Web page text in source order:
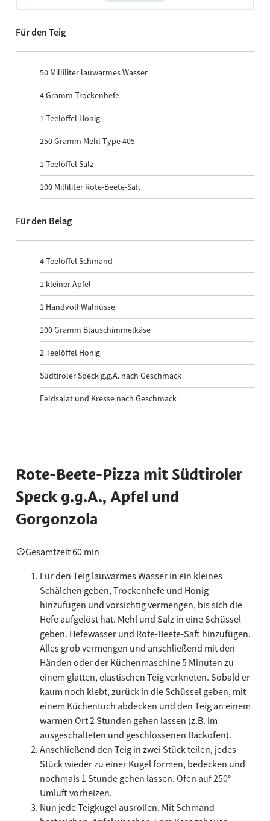
Für den Teig
50 Milliliter lauwarmes Wasser
4Gramm Trockenhefe
1Teelöffel Honig
250Gramm Mehl Type 405
1Teelöffel Salz
100 Milliliter Rote-Beete-Saft
Für den Belag
4Teelöffel Schmand
1 kleiner Apfel
1 Handvoll Walnüsse
100Gramm Blauschimmelkäse
2Teelöffel Honig
Südtiroler Speck g.g.A. nach Geschmack
Feldsalat und Kresse nach Geschmack
Rote-Beete-Pizza mit Südtiroler
Speck g.g.A., Apfel und
Gorgonzola
Gesamtzeit 60 min
Für den Teig lauwarmes Wasser in ein kleines
Schälchen geben, Trockenhefe und Honig
hinzufügen und vorsichtig vermengen, bis sich die
Hefe aufgelöst hat. Mehl und Salz in eine Schüssel
geben. Hefewasser und Rote-Beete-Saft hinzufügen.
Alles grob vermengen und anschließend mit den
Händen oder der Küchenmaschine 5 Minuten zu
einem glatten, elastischen Teig verkneten. Sobald er
kaum noch klebt, zurück in die Schüssel geben, mit
einem Küchentuch abdecken und den Teig an einem
warmen Ort 2 Stunden gehen lassen (z.B. im
ausgeschalteten und geschlossenen Backofen).
Anschließend den Teig in zwei Stück teilen, jedes
Stück wieder zu einer Kugel formen, bedecken und
nochmals 1 Stunde gehen lassen. Ofen auf 250°
Umluft vorheizen.
Nun jede Teigkugel ausrollen. Mit Schmand